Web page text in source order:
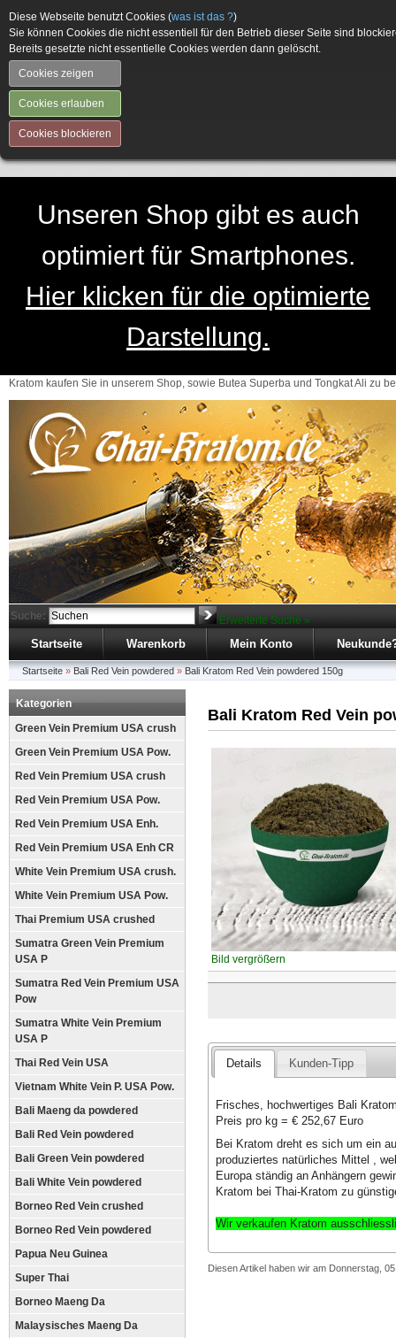
Unseren Shop gibt es auch
optimiert für Smartphones.
Hier klicken für die optimierte
Darstellung.
Diese Webseite benutzt Cookies (was ist das ?)
Sie können Cookies die nicht essentiell für den Betrieb dieser Seite sind
Bereits gesetzte nicht essentielle Cookies werden dann gelöscht.
Cookies zeigen
Cookies erlauben
Cookies blockieren
Kratom kaufen Sie in unserem Shop, sowie Butea Superba und Tongkat Ali zu
Suche: Erweiterte Suche »
Startseite Warenkorb Mein Konto
Startseite » Bali Red Vein powdered » Bali Kratom Red Vein powdered 150g
Kategorien
Green Vein Premium USA crush
Green Vein Premium USA Pow.
Red Vein Premium USA crush
Red Vein Premium USA Pow.
Red Vein Premium USA Enh.
Red Vein Premium USA Enh CR
White Vein Premium USA crush.
White Vein Premium USA Pow.
Thai Premium USA crushed
Sumatra Green Vein Premium
USA P
Sumatra Red Vein Premium USA
Pow
Sumatra White Vein Premium
USA P
Thai Red Vein USA
Vietnam White Vein P. USA Pow.
Bali Maeng da powdered
Bali Red Vein powdered
Bali Green Vein powdered
Bali White Vein powdered
Borneo Red Vein crushed
Borneo Red Vein powdered
Papua Neu Guinea
Super Thai
Borneo Maeng Da
Malaysisches Maeng Da
Bali Kratom Red Vein
Bild vergrößern
Details Kunden-Tipp
Frisches, hochwertiges Bali
Preis pro kg = € 252,67 Euro
Bei Kratom dreht es sich um ein
produziertes natürliches Mittel ,
Europa ständig an Anhängern
Kratom bei Thai-Kratom zu
Wir verkaufen Kratom
Diesen Artikel haben wir am Donnerstag,